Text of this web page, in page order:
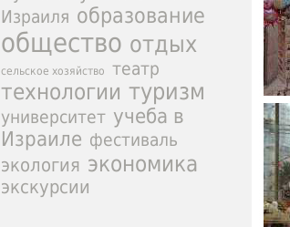
Израиля образование
общество отдых
сельское хозяйство театр
технологии туризм
университет учеба в
Израиле фестиваль
экология экономика
экскурсии